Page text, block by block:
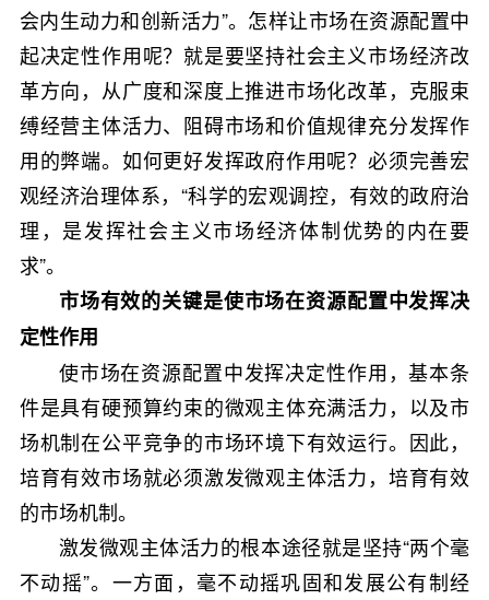
会内生动力和创新活力”。怎样让市场在资源配置中
起决定性作用呢？就是要坚持社会主义市场经济改
革方向，从广度和深度上推进市场化改革，克服束
缚经营主体活力、阻碍市场和价值规律充分发挥作
用的弊端。如何更好发挥政府作用呢？必须完善宏
观经济治理体系，“科学的宏观调控，有效的政府治
理，是发挥社会主义市场经济体制优势的内在要
求”。
市场有效的关键是使市场在资源配置中发挥决
定性作用
使市场在资源配置中发挥决定性作用，基本条
件是具有硬预算约束的微观主体充满活力，以及市
场机制在公平竞争的市场环境下有效运行。因此，
培育有效市场就必须激发微观主体活力，培育有效
的市场机制。
激发微观主体活力的根本途径就是坚持“两个毫
不动摇”。一方面，毫不动摇巩固和发展公有制经